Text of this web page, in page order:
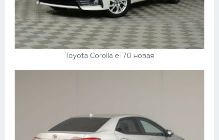
Toyota Corolla e170 новая